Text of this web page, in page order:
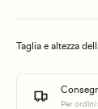
Taglia e altezza
Per ordini